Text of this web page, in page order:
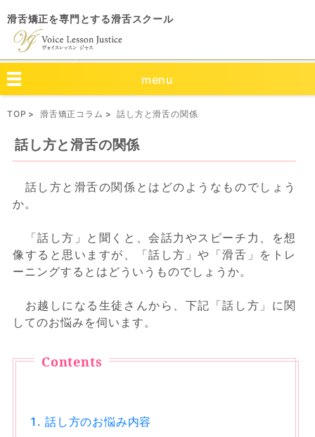
滑舌矯正を専門とする滑舌スクール
menu
TOP 滑舌矯正コラム 話し方と滑舌の関係
話し方と滑舌の関係
話し方と滑舌の関係とはどのようなものでしょう
か。
「話し方」と聞くと、会話力やスピーチ力、を想
像すると思いますが、「話し方」や「滑舌」をトレ
ーニングするとはどういうものでしょうか。
お越しになる生徒さんから、下記「話し方」に関
してのお悩みを伺います。
話し方のお悩み内容